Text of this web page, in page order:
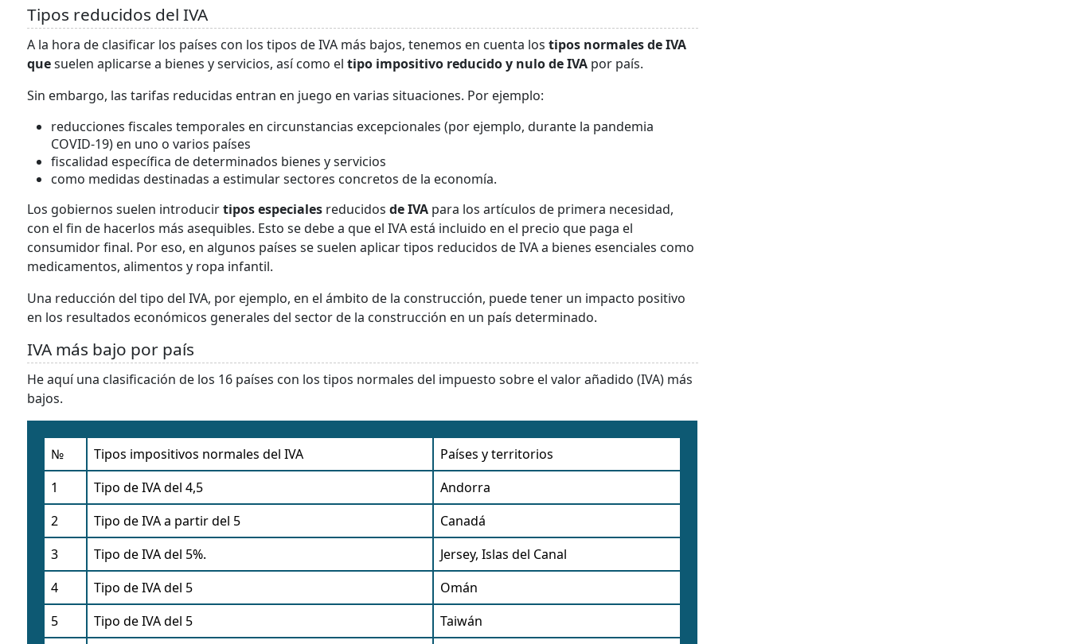
Tipos reducidos del IVA
A la hora de clasificar los países con los tipos de IVA más bajos, tenemos en cuenta los tipos normales de IVA
quesuelen aplicarse a bienes y servicios, así como el tipo impositivo reducido y nulo de IVA por país.
Sin embargo, las tarifas reducidas entran en juego en varias situaciones. Por ejemplo:
reducciones fiscales temporales en circunstancias excepcionales (por ejemplo, durante la pandemia
COVID-19) en uno o varios países
fiscalidad específica de determinados bienes y servicios
como medidas destinadas a estimular sectores concretos de la economía.
Los gobiernos suelen introducirtipos especiales reducidos de IVA para los artículos de primera necesidad,
con el fin de hacerlos más asequibles. Esto se debe a que el IVA está incluido en el precio que paga el
consumidor final. Por eso, en algunos países se suelen aplicar tipos reducidos de IVA a bienes esenciales como
medicamentos, alimentos y ropa infantil.
Una reducción del tipo del IVA, por ejemplo, en el ámbito de la construcción, puede tener un impacto positivo
en los resultados económicos generales del sector de la construcción en un país determinado.
IVA más bajo por país
He aquí una clasificación de los 16 países con los tipos normales del impuesto sobre el valor añadido (IVA) más
bajos.
№ Tipos impositivos normales del IVA
Países y territorios
1
Tipo de IVA del 4,5
Andorra
2
Tipo de IVA a partir del 5
Canadá
3
Tipo de IVA del 5%.
Jersey, Islas del Canal
4
Tipo de IVA del 5
Omán
5
Tipo de IVA del 5 Taiwán